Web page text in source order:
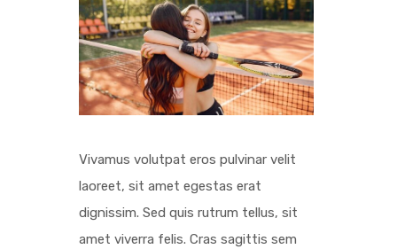
Vivamus volutpat eros pulvinar velit
laoreet, sit amet egestas erat
dignissim. Sed quis rutrum tellus, sit
amet viverra felis. Cras sagittis sem